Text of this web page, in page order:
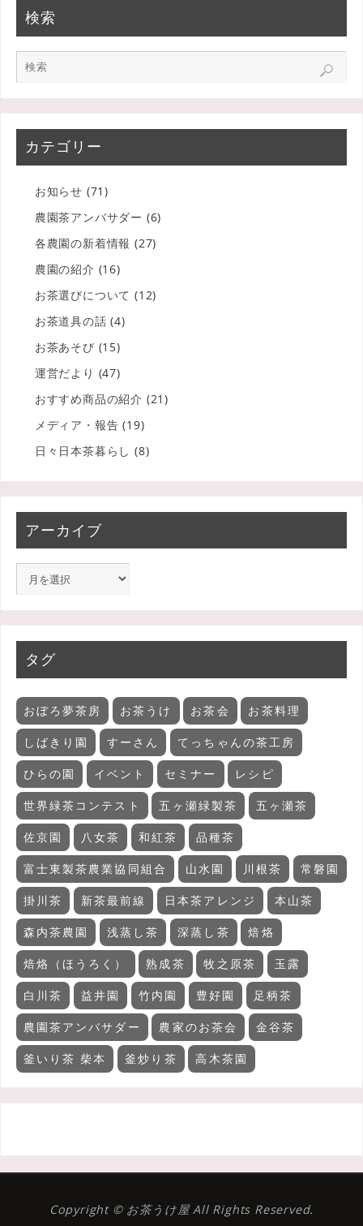
検索
カテゴリー
お知らせ (71)
農園茶アンバサダー (6)
各農園の新着情報 (27)
農園の紹介 (16)
お茶選びについて (12)
お茶道具の話 (4)
お茶あそび (15)
運営だより (47)
おすすめ商品の紹介 (21)
メディア・報告 (19)
日々日本茶暮らし (8)
アーカイブ
タグ
おぼろ夢茶房 お茶うけ お茶会 お茶料理
しばきり園 すーさん てっちゃんの茶工房
ひらの園 イベント セミナー レシピ
世界緑茶コンテスト 五ヶ瀬緑製茶 五ヶ瀬茶
佐京園 八女茶 和紅茶 品種茶
富士東製茶農業協同組合 山水園 川根茶 常磐園
掛川茶 新茶最前線 日本茶アレンジ 本山茶
森内茶農園 浅蒸し茶 深蒸し茶 焙烙
焙烙（ほうろく） 熟成茶 牧之原茶 玉露
白川茶 益井園 竹内園 豊好園 足柄茶
農園茶アンバサダー 農家のお茶会 金谷茶
釜いり茶 柴本 釜炒り茶 高木茶園
Copyright © お茶うけ屋 All Rights Reserved.